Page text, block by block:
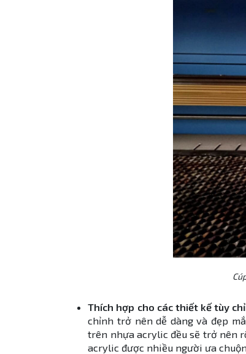
Thích hợp cho các thiết kế tùy
chỉnh trở nên dễ dàng và đẹp
trên nhựa acrylic đều sẽ trở nên
acrylic được nhiều người ưa